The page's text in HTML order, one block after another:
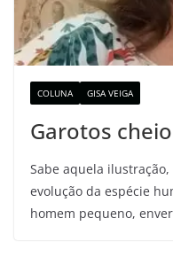
COLUNA GISA VEIGA
Garotos
Sabe aquela
evolução da espécie
homem pequeno,